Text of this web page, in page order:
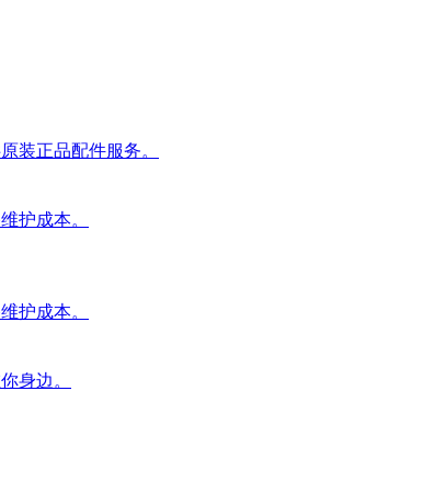
装正品配件服务。
护成本。
护成本。
身边。